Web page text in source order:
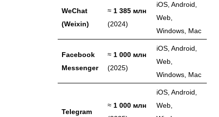
WeChat
(Weixin)
≈1 385 млн
(2024)
iOS, Android,
Web,
Windows, Mac
Facebook
Messenger
≈1 000 млн
(2025)
iOS, Android,
Web,
Windows, Mac
Telegram
≈1 000 млн
iOS, Android,
Web,